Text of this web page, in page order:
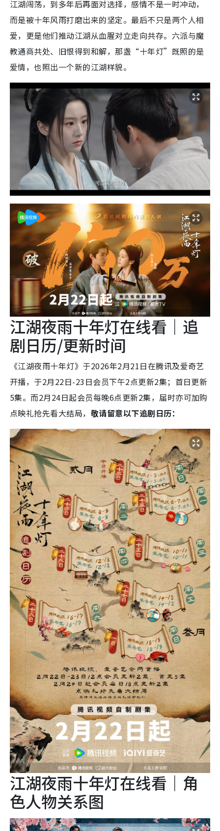
江湖闯荡，到多年后再面对选择，感情不是一时冲动，
而是被十年风雨打磨出来的坚定。最后不只是两个人相
爱，更是他们推动江湖从血腥对立走向共存。六派与魔
教通商共处、旧恨得到和解，那盏“十年灯”既照的是
爱情，也照出一个新的江湖样貌。
江湖夜雨十年灯在线看｜追
剧日历/更新时间
《江湖夜雨十年灯》于2026年2月21日在腾讯及爱奇艺
开播，于2月22日-23日会员下午2点更新2集；首日更新
5集。而2月24日起会员每晚6点更新2集，届时亦可加购
点映礼抢先看大结局， 敬请留意以下追剧日历：
江湖夜雨十年灯在线看｜角
色人物关系图